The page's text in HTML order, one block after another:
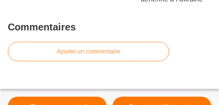
Commentaires
Ajouter un commentaire